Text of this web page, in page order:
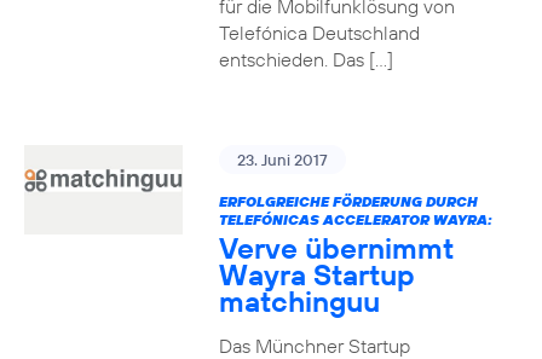
für die Mobilfunklösung von
Telefónica Deutschland
entschieden. Das […]
23. Juni 2017
ERFOLGREICHE FÖRDERUNG DURCH
TELEFÓNICAS ACCELERATOR WAYRA:
Verve übernimmt
Wayra Startup
matchinguu
Das Münchner Startup